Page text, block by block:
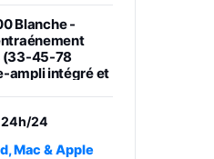
Blanche -
(33-45-78
ampli intégré et
Galaxy
24h/24
Mac & Apple